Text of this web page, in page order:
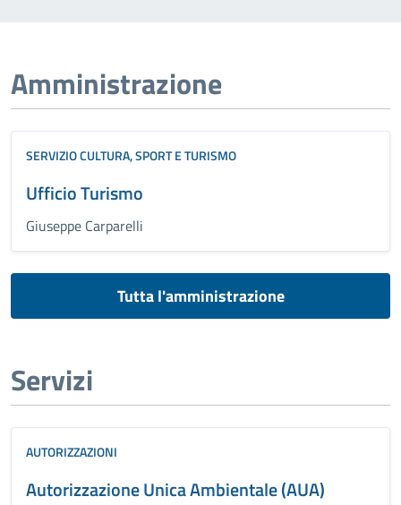
Amministrazione
SERVIZIO CULTURA, SPORT E TURISMO
Ufficio Turismo
Giuseppe Carparelli
Tutta l'amministrazione
Servizi
AUTORIZZAZIONI
Autorizzazione Unica Ambientale (AUA)